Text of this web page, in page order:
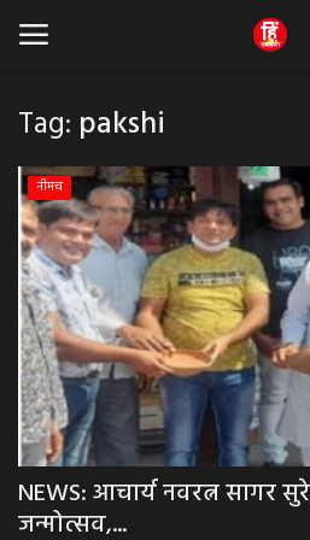
Home
धर्म & ज्योतिष
बड़ी खबर
मध्यप्रदेश
राजस्थान
व्यापार व्यवसाय
राजनीती
Tag: pakshi
नीमच
NEWS: आचार्य नवरत्न सागर
जन्मोत्सव,...